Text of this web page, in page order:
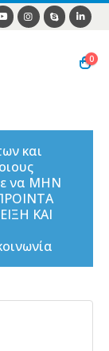
0
και
να ΜΗΝ
ΚΑΙ